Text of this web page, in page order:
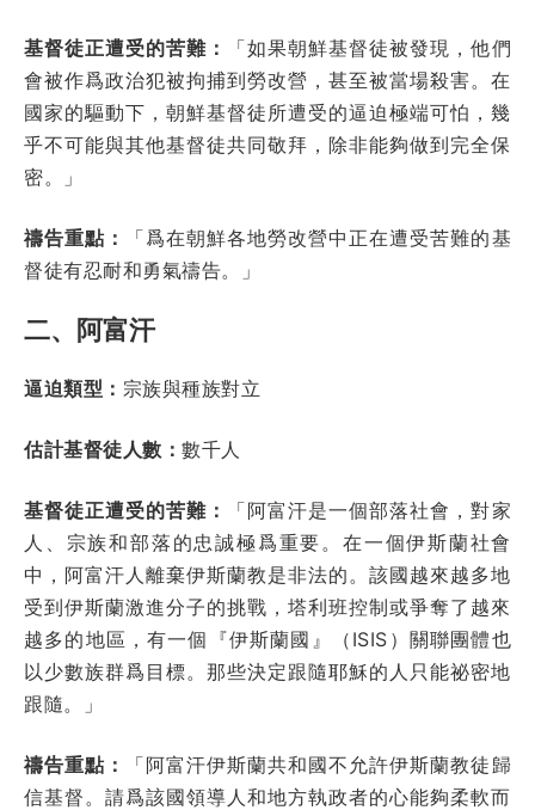
基督徒正遭受的苦難：
「如果朝鮮基督徒被發現，他們
會被作爲政治犯被拘捕到勞改營，甚至被當場殺害。在
國家的驅動下，朝鮮基督徒所遭受的逼迫極端可怕，幾
乎不可能與其他基督徒共同敬拜，除非能夠做到完全保
密。」
禱告重點：
「爲在朝鮮各地勞改營中正在遭受苦難的基
督徒有忍耐和勇氣禱告。」
二、阿富汗
逼迫類型： 宗族與種族對立
估計基督徒人數： 數千人
基督徒正遭受的苦難：
「阿富汗是一個部落社會，對家
人、宗族和部落的忠誠極爲重要。在一個伊斯蘭社會
中，阿富汗人離棄伊斯蘭教是非法的。該國越來越多地
受到伊斯蘭激進分子的挑戰，塔利班控制或爭奪了越來
越多的地區，有一個『伊斯蘭國』（ ISIS） 關聯團體也
以少數族群爲目標。那些決定跟隨耶穌的人只能祕密地
跟隨。」
禱告重點：
「阿富汗伊斯蘭共和國不允許伊斯蘭教徒歸
信基督。請爲該國領導人和地方執政者的心能夠柔軟而